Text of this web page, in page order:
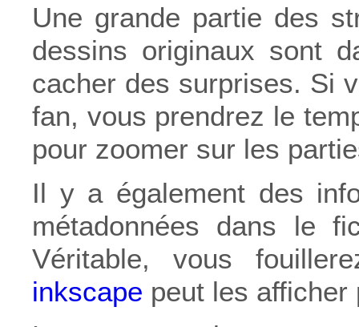
Une grande partie des
dessins originaux sont
cacher des surprises. Si
fan, vous prendrez le
pour zoomer sur les
Il y a également des
métadonnées dans le
Véritable, vous
inkscape peut les afficher